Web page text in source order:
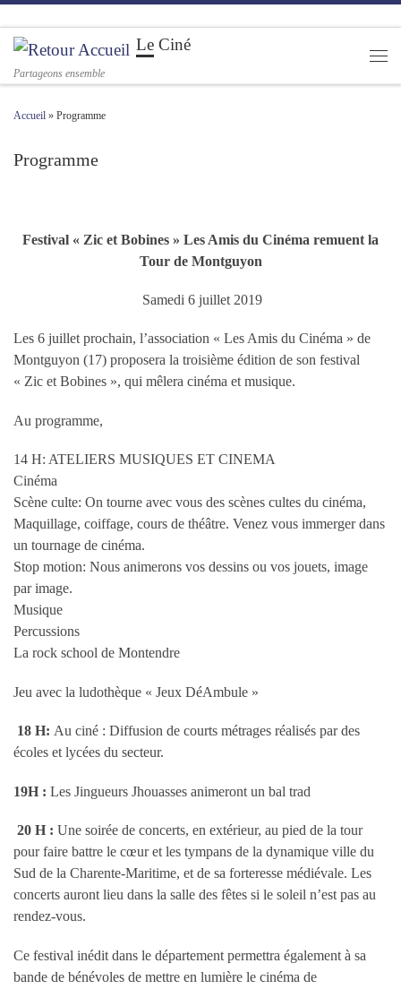
Passer au contenu
Le Ciné
Partageons ensemble
Accueil » Programme
Programme
Festival « Zic et Bobines » Les Amis du Cinéma remuent la
Tour de Montguyon
Samedi 6 juillet 2019
Les 6 juillet prochain, l’association « Les Amis du Cinéma » de
Montguyon (17) proposera la troisième édition de son festival
« Zic et Bobines », qui mêlera cinéma et musique.
Au programme,
14 H: ATELIERS MUSIQUES ET CINEMA
Cinéma
Scène culte: On tourne avec vous des scènes cultes du cinéma,
Maquillage, coiffage, cours de théâtre. Venez vous immerger dans
un tournage de cinéma.
Stop motion: Nous animerons vos dessins ou vos jouets, image
par image.
Musique
Percussions
La rock school de Montendre
Jeu avec la ludothèque « Jeux DéAmbule »
18 H: Au ciné : Diffusion de courts métrages réalisés par des
écoles et lycées du secteur.
19H : Les Jingueurs Jhouasses animeront un bal trad
20 H : Une soirée de concerts, en extérieur, au pied de la tour
pour faire battre le cœur et les tympans de la dynamique ville du
Sud de la Charente-Maritime, et de sa forteresse médiévale. Les
concerts auront lieu dans la salle des fêtes si le soleil n’est pas au
rendez-vous.
Ce festival inédit dans le département permettra également à sa
bande de bénévoles de mettre en lumière le cinéma de